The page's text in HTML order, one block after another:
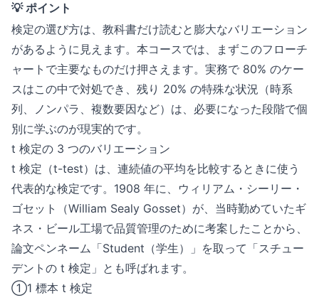
💡 ポイント
検定の選び方は、教科書だけ読むと膨大なバリエーション
があるように見えます。本コースでは、まずこのフローチ
ャートで主要なものだけ押さえます。実務で 80% のケー
スはこの中で対処でき、残り 20% の特殊な状況（時系
列、ノンパラ、複数要因など）は、必要になった段階で個
別に学ぶのが現実的です。
t 検定の 3 つのバリエーション
t 検定（t-test）は、連続値の平均を比較するときに使う
代表的な検定です。1908 年に、ウィリアム・シーリー・
ゴセット（William Sealy Gosset）が、当時勤めていたギ
ネス・ビール工場で品質管理のために考案したことから、
論文ペンネーム「Student（学生）」を取って「スチュー
デントの t 検定」とも呼ばれます。
①1 標本 t 検定